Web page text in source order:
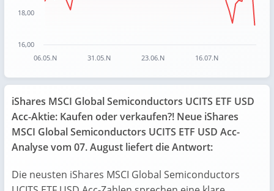
06.05.N 31.05.N 23.06.N 16.07.N
16,00
18,00
iShares MSCI Global Semiconductors UCITS ETF USD
Acc-Aktie: Kaufen oder verkaufen?! Neue iShares
MSCI Global Semiconductors UCITS ETF USD Acc-
Analyse vom 07. August liefert die Antwort:
Die neusten iShares MSCI Global Semiconductors